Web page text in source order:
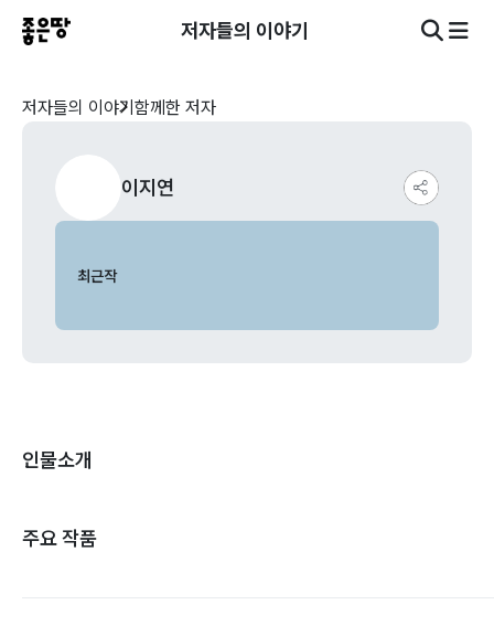
저자들의 이야기
저자들의 이야기 함께한 저자
이지연
최근작
인물소개
주요 작품